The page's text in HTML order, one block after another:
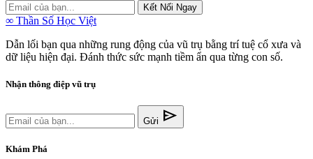
Kết Nối Ngay
∞ Thần Số Học Việt
Dẫn lối bạn qua những rung động của vũ trụ bằng trí tuệ cổ xưa và
dữ liệu hiện đại. Đánh thức sức mạnh tiềm ẩn qua từng con số.
Nhận thông điệp vũ trụ
Gửi send
Khám Phá